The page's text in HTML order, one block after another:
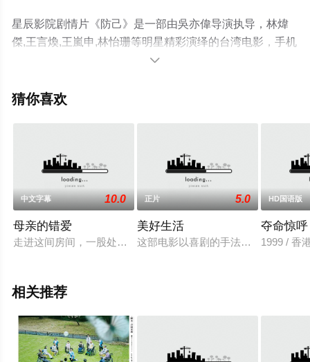
星辰影院剧情片《防己》是一部由吳亦偉导演执导，林煒
傑,王言煥,王嵐申,林怡珊等明星精彩演绎的台湾电影，手机
免费观看高清无删减完整版电影大全就来星辰影视，更多
解。

猜你喜欢
中文字幕 10.0
母亲的错爱
走进这间房间，一股处女汗水的独特气息扑面而来。闻到这味
正片 5.0
美好生活
这部电影以喜剧的手法展现14岁少年
HD国语版
夺命惊呼
1999 / 香
相关推荐